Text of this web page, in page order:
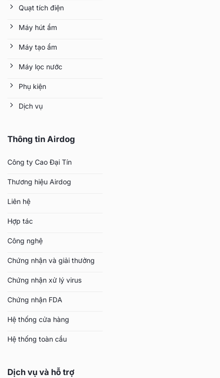
Quạt tích điện
Máy hút ẩm
Máy tạo ẩm
Máy lọc nước
Phụ kiện
Dịch vụ
Thông tin Airdog
Công ty Cao Đại Tín
Thương hiệu Airdog
Liên hệ
Hợp tác
Công nghệ
Chứng nhận và giải thưởng
Chứng nhận xử lý virus
Chứng nhận FDA
Hệ thống cửa hàng
Hệ thống toàn cầu
Dịch vụ và hỗ trợ